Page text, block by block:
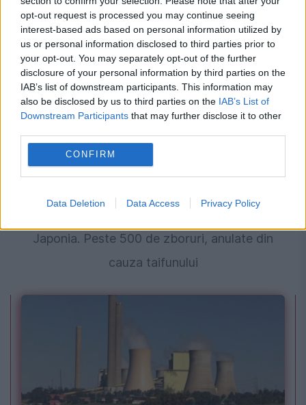
opt-out request is processed you may continue seeing
interest-based ads based on personal information utilized by
us or personal information disclosed to third parties prior to
your opt-out. You may separately opt-out of the further
disclosure of your personal information by third parties on the
IAB’s list of downstream participants. This information may
also be disclosed by us to third parties on the IAB’s List of
Downstream Participants that may further disclose it to other
CONFIRM
Data Deletion Data Access Privacy Policy
japonez, iar BCE reacționează
Japonia. Peste 500 de zboruri, anulate din
cauza taifunului